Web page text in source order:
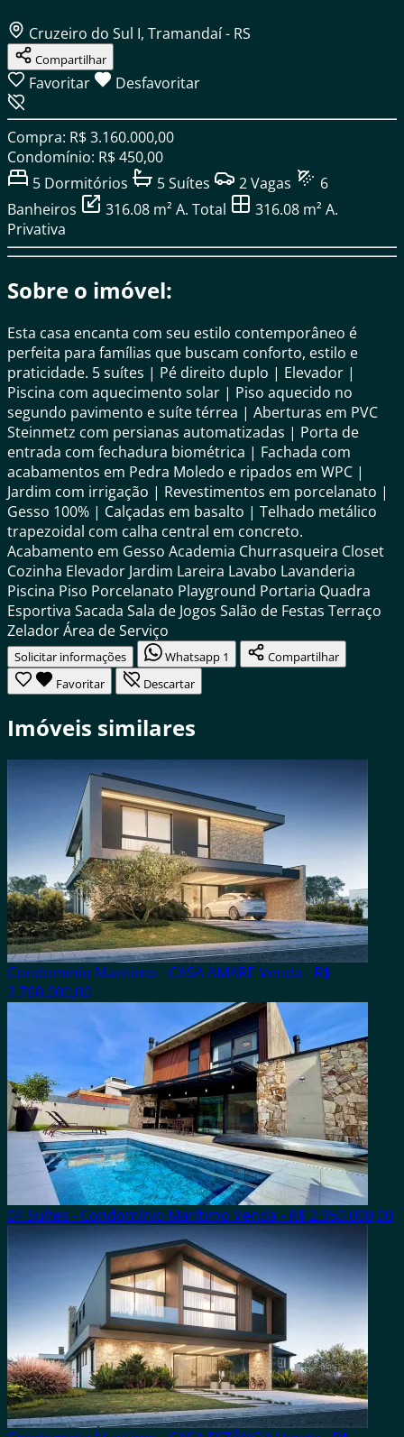
Cruzeiro do Sul I, Tramandaí - RS
Compartilhar
Favoritar Desfavoritar
Compra: R$ 3.160.000,00
Condomínio: R$ 450,00
5 Dormitórios 5Suítes 2Vagas
6
Banheiros
316.08 m² A. Total 316.08 m² A.
Privativa
Sobre o imóvel:
Esta casa encanta com seu estilo contemporâneo é
perfeita para famílias que buscam conforto, estilo e
praticidade. 5 suítes | Pé direito duplo | Elevador |
Piscina com aquecimento solar | Piso aquecido no
segundo pavimento e suíte térrea | Aberturas em PVC
Steinmetz com persianas automatizadas | Porta de
entrada com fechadura biométrica | Fachada com
acabamentos em Pedra Moledo e ripados em WPC |
Jardim com irrigação | Revestimentos em porcelanato |
Gesso 100% | Calçadas em basalto | Telhado metálico
trapezoidal com calha central em concreto.
Acabamento em Gesso Academia Churrasqueira Closet
Cozinha Elevador Jardim Lareira Lavabo Lavanderia
Piscina Piso Porcelanato Playground Portaria Quadra
Esportiva Sacada Sala de Jogos Salão de Festas Terraço
ZeladorÁrea de Serviço
Solicitar informações Whatsapp 1
Compartilhar
Favoritar
Descartar
Imóveis similares
Condomínio Marítimo - CASA AMARE Venda - R$
2.760.000,00
04 Suítes - Condomínio Marítimo Venda - R$ 2.950.000,00